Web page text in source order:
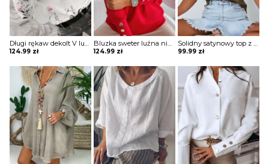
Długi rękaw dekolt V luźna guziki kwiaty grafika mankiety na co dzień koszula top bluzka Dannie
124.99 zł
Bluzka sweter luźna niewielki V dekolt długie luźne rękawy odzobne guziki Gunmala
124.99 zł
Solidny satynowy top z dekoltem w szpic bluzka Neziha
99.99 zł